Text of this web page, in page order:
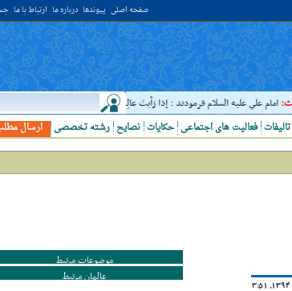
صفحه اصلی پیوندها درباره ما ارتباط با ما
امام علي عليه السلام فرمودند : إذا رَأيتَ عالِما فَکُن لَهُ خادِما ؛ هرگاه دانشمندى
ارسال
رشته تخصصی نصایح حکایات فعالیت های اجتماعی تالیفات
موضوعات مرتبط
عالمان مرتبط